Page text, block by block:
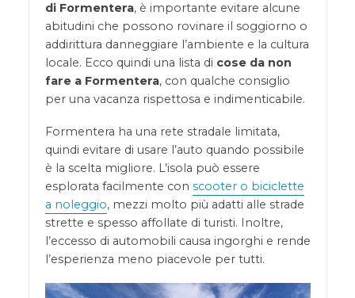
di Formentera, è importante evitare alcune
abitudini che possono rovinare il soggiorno o
addirittura danneggiare l’ambiente e la cultura
locale. Ecco quindi una lista di cose da non
fare a Formentera, con qualche consiglio
per una vacanza rispettosa e indimenticabile.
Formentera ha una rete stradale limitata,
quindi evitare di usare l’auto quando possibile
è la scelta migliore. L’isola può essere
esplorata facilmente con scooter o biciclette
a noleggio, mezzi molto più adatti alle strade
strette e spesso affollate di turisti. Inoltre,
l’eccesso di automobili causa ingorghi e rende
l’esperienza meno piacevole per tutti.